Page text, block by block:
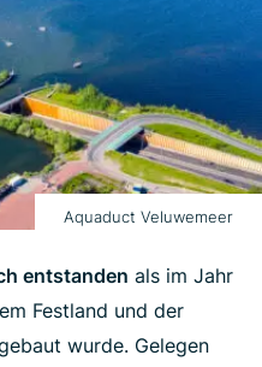
Aquaduct Veluwemeer
entstanden als im Jahr
Festland und der
wurde. Gelegen